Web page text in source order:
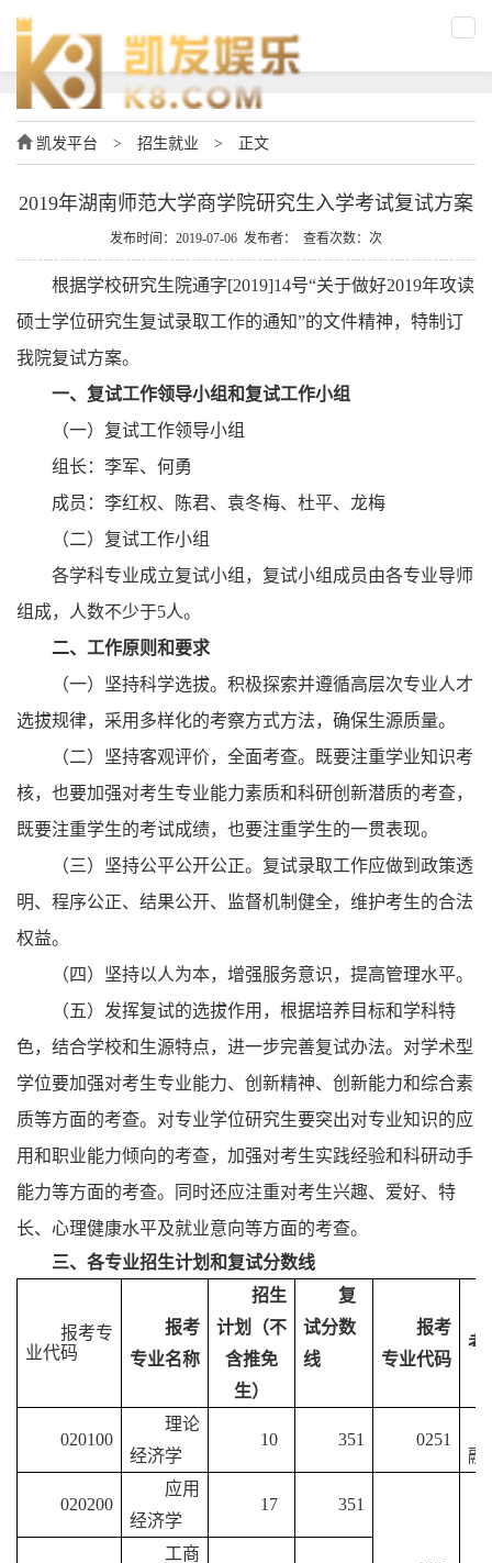
凯发平台 > 招生就业 > 正文
2019年湖南师范大学商学院研究生入学考试复试方案
发布时间：2019-07-06 发布者： 查看次数：次
根据学校研究生院通字[2019]14号“关于做好2019年攻读
硕士学位研究生复试录取工作的通知”的文件精神，特制订
我院复试方案。
一、复试工作领导小组和复试工作小组
（一）复试工作领导小组
组长：李军、何勇
成员：李红权、陈君、袁冬梅、杜平、龙梅
（二）复试工作小组
各学科专业成立复试小组，复试小组成员由各专业导师
组成，人数不少于5人。
二、工作原则和要求
（一）坚持科学选拔。积极探索并遵循高层次专业人才
选拔规律，采用多样化的考察方式方法，确保生源质量。
（二）坚持客观评价，全面考查。既要注重学业知识考
核，也要加强对考生专业能力素质和科研创新潜质的考查，
既要注重学生的考试成绩，也要注重学生的一贯表现。
（三）坚持公平公开公正。复试录取工作应做到政策透
明、程序公正、结果公开、监督机制健全，维护考生的合法
权益。
（四）坚持以人为本，增强服务意识，提高管理水平。
（五）发挥复试的选拔作用，根据培养目标和学科特
色，结合学校和生源特点，进一步完善复试办法。对学术型
学位要加强对考生专业能力、创新精神、创新能力和综合素
质等方面的考查。对专业学位研究生要突出对专业知识的应
用和职业能力倾向的考查，加强对考生实践经验和科研动手
能力等方面的考查。同时还应注重对考生兴趣、爱好、特
长、心理健康水平及就业意向等方面的考查。
三、各专业招生计划和复试分数线
报考专
业代码
报考
专业名称
招生
计划（不
含推免
生）
复
试分数
线
报考
专业代码
考
020100
理论
经济学
10 351
0251
融
020200
应用
经济学
17 351
工商